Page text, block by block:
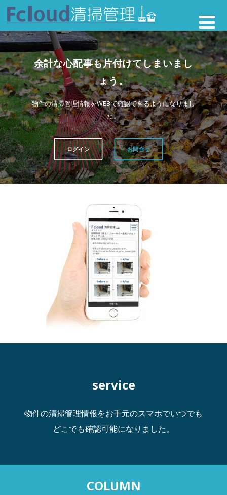
余計な心配事も片付けてしまいまし
ょう。
物件の清掃管理情報をWEBで確認できるようになりまし
た。
ログイン お問合せ
service
物件の清掃管理情報をお手元のスマホでいつでも
どこでも確認可能になりました。
COLUMN